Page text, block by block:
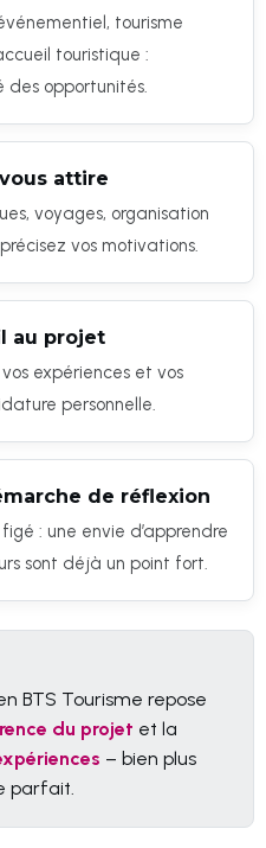
tourisme
touristique :
des opportunités.
attire
voyages, organisation
vos motivations.
au projet
expériences et vos
personnelle.
de réflexion
: une envie d’apprendre
sont déjà un point fort.
BTS Tourisme repose
du projet et la
– bien plus
parfait.